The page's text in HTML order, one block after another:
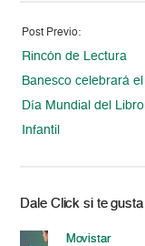
Post Previo:
Rincón de Lectura
Banesco celebrará el
Día Mundial del Libro
Infantil
Dale Click si te gusta
Movistar